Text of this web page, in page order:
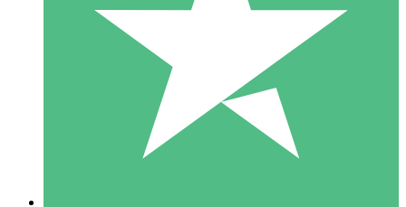
Paga a consumo con crediti di download. Nessun impegno
1 Download
10